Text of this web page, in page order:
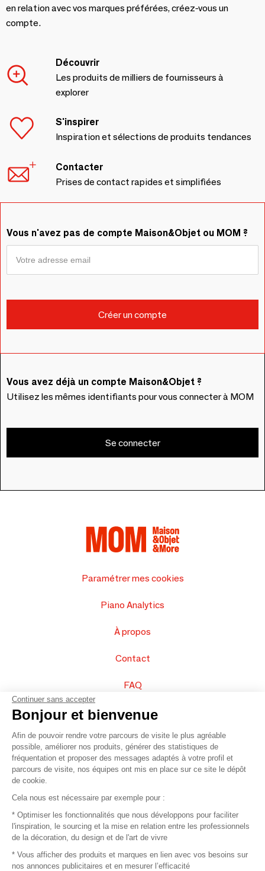
en relation avec vos marques préférées, créez-vous un
compte.
Découvrir
Les produits de milliers de fournisseurs à
explorer
S'inspirer
Inspiration et sélections de produits tendances
Contacter
Prises de contact rapides et simplifiées
Vous n'avez pas de compte Maison&Objet ou MOM ?
Vous avez déjà un compte Maison&Objet ?
Utilisez les mêmes identifiants pour vous connecter à MOM
Se connecter
Paramétrer mes cookies
Piano Analytics
À propos
Contact
FAQ
Vendez vos produits
Plan du site
© 2016 –Organisation SAFI
Recrutement
Continuer sans accepter
Bonjour et bienvenue
Afin de pouvoir rendre votre parcours de visite le plus agréable
possible, améliorer nos produits, générer des statistiques de
fréquentation et proposer des messages adaptés à votre profil et
parcours de visite, nos équipes ont mis en place sur ce site le dépôt
de cookie.
Cela nous est nécessaire par exemple pour :
* Optimiser les fonctionnalités que nous développons pour faciliter
l'inspiration, le sourcing et la mise en relation entre les professionnels
de la décoration, du design et de l'art de vivre
* Vous afficher des produits et marques en lien avec vos besoins sur
nos annonces publicitaires et en mesurer l’efficacité